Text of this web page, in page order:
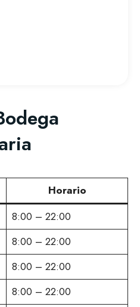
Horario
8:00 – 22:00
8:00 – 22:00
8:00 – 22:00
8:00 – 22:00